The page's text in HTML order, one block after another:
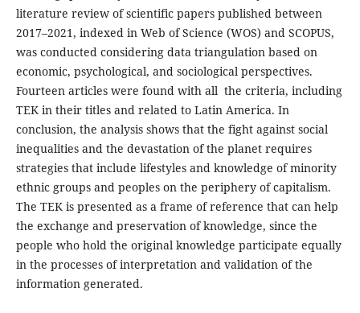
literature review of scientific papers published between
2017–2021, indexed in Web of Science (WOS) and SCOPUS,
was conducted considering data triangulation based on
economic, psychological, and sociological perspectives.
Fourteen articles were found with all the criteria, including
TEK in their titles and related to Latin America. In
conclusion, the analysis shows that the fight against social
inequalities and the devastation of the planet requires
strategies that include lifestyles and knowledge of minority
ethnic groups and peoples on the periphery of capitalism.
The TEK is presented as a frame of reference that can help
the exchange and preservation of knowledge, since the
people who hold the original knowledge participate equally
in the processes of interpretation and validation of the
information generated.